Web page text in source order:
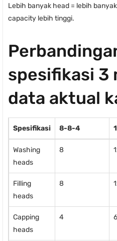
Lebih banyak head = lebih
capacity lebih tinggi.
spesifikasi 3
data aktual
Spesifikasi 8-8-4
Washing
heads
8
Filling
heads
8
Capping
heads
4 6